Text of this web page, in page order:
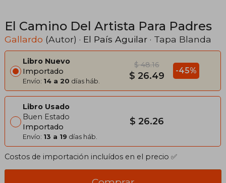
El Camino Del Artista Para Padres
Gallardo (Autor) · El País Aguilar · Tapa Blanda
Libro Nuevo
Importado
Envío: 14 a 20 días háb.
$ 48.16
$ 26.49 -45%
Libro Usado
Buen Estado
Importado
Envío: 13 a 19 días háb.
$ 26.26
Costos de importación incluídos en el precio ✅